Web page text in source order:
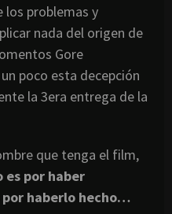
los problemas y
nada del origen de
Gore
poco esta decepción
la 3era entrega de la
que tenga el film,
es por haber
por haberlo hecho…